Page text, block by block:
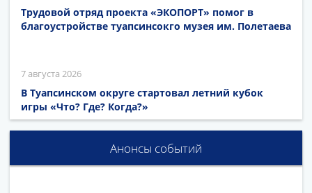
Трудовой отряд проекта «ЭКОПОРТ» помог в
благоустройстве туапсинсокго музея им. Полетаева
7 августа 2026
В Туапсинском округе стартовал летний кубок
игры «Что? Где? Когда?»
Анонсы событий